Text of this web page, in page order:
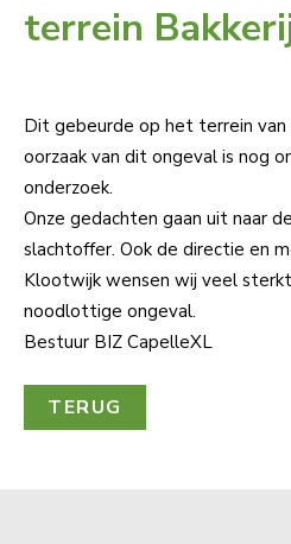
terrein
Dit gebeurde op het terrein
oorzaak van dit ongeval is nog
onderzoek.
Onze gedachten gaan uit naar
slachtoffer. Ook de directie en
Klootwijk wensen wij veel
noodlottige ongeval.
Bestuur BIZ CapelleXL
TERUG